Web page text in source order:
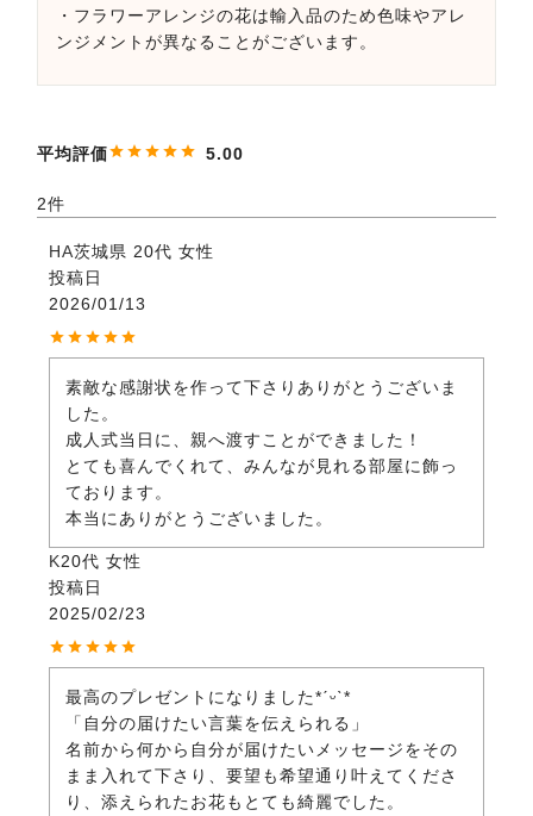
・フラワーアレンジの花は輸入品のため色味やアレ
ンジメントが異なることがございます。
5.00
2
HA茨城県 20代 女性
投稿日
2026/01/13
素敵な感謝状を作って下さりありがとうございま
した。
成人式当日に、親へ渡すことができました！
とても喜んでくれて、みんなが見れる部屋に飾っ
ております。
本当にありがとうございました。
K20代 女性
投稿日
2025/02/23
最高のプレゼントになりました*ˊᵕˋ*
「自分の届けたい言葉を伝えられる」
名前から何から自分が届けたいメッセージをその
まま入れて下さり、要望も希望通り叶えてくださ
り、添えられたお花もとても綺麗でした。